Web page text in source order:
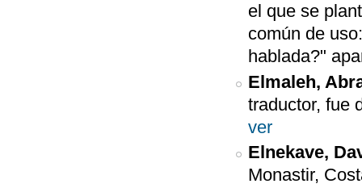
el que se
común de
hablada?"
Elmaleh,
traductor, fue
ver
Elnekave,
Monastir,